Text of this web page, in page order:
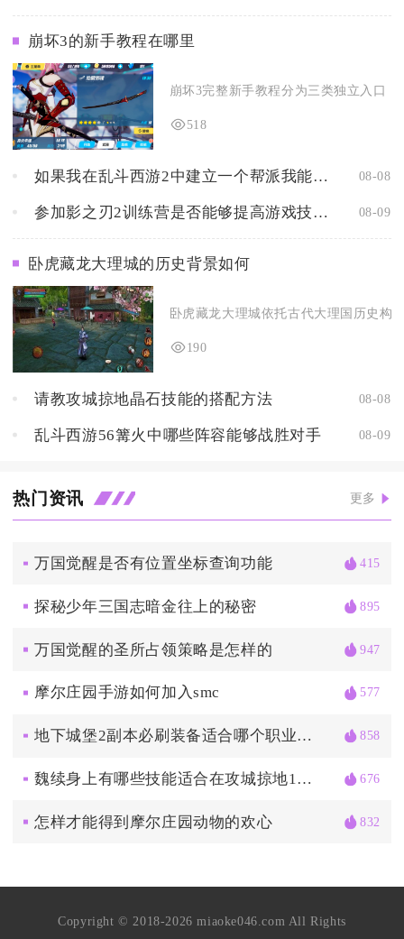
崩坏3的新手教程在哪里
崩坏3完整新手教程分为三类独立入口
518
如果我在乱斗西游2中建立一个帮派我能够获得什么样的好处 08-08
参加影之刃2训练营是否能够提高游戏技巧和竞争力 08-09
卧虎藏龙大理城的历史背景如何
卧虎藏龙大理城依托古代大理国历史构
190
请教攻城掠地晶石技能的搭配方法 08-08
乱斗西游56篝火中哪些阵容能够战胜对手 08-09
热门资讯 更多
万国觉醒是否有位置坐标查询功能 415
探秘少年三国志暗金往上的秘密 895
万国觉醒的圣所占领策略是怎样的 947
摩尔庄园手游如何加入smc 577
地下城堡2副本必刷装备适合哪个职业使用 858
魏续身上有哪些技能适合在攻城掠地158中使用 676
怎样才能得到摩尔庄园动物的欢心 832
Copyright © 2018-2026 miaoke046.com All Rights